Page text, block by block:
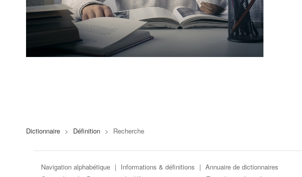
Dictionnaire > Définition > Recherche
Navigation alphabétique | Informations & définitions | Annuaire de dictionnaires